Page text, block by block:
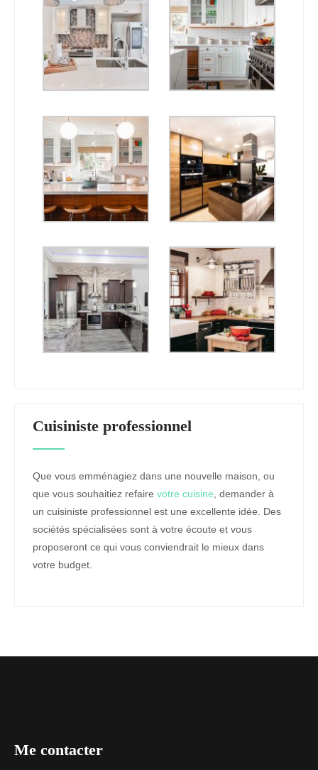
Cuisiniste professionnel
Que vous emménagiez dans une nouvelle maison, ou
que vous souhaitiez refaire votre cuisine , demander à
un cuisiniste professionnel est une excellente idée. Des
sociétés spécialisées sont à votre écoute et vous
proposeront ce qui vous conviendrait le mieux dans
votre budget.
Me contacter